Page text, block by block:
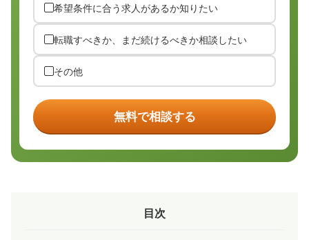
希望条件に合う求人があるか知りたい
転職すべきか、まだ続けるべきか相談したい
その他
無料で相談する
目次